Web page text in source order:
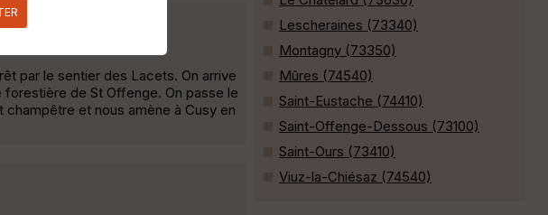
par le sentier des Lacets. On arrive
forestière de St Offenge. On passe le
et nous amène à Cusy en
Lescheraines (73340)
Montagny (73350)
Mûres (74540)
Saint-Eustache (74410)
Saint-Offenge-Dessous (73100)
Saint-Ours (73410)
Viuz-la-Chiésaz (74540)